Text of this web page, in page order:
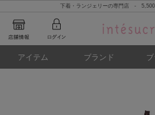
下着・ランジェリーの専門店 -
アイテム ブランド